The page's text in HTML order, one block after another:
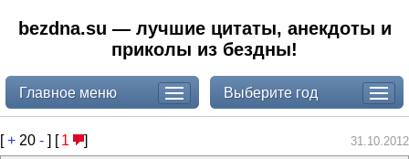
bezdna.su — лучшие цитаты, анекдоты и
приколы из бездны!
Главное меню Выберите год
[+ 20 - ] [ 1 ] 31.10.2012